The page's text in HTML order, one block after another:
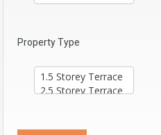
Property Type